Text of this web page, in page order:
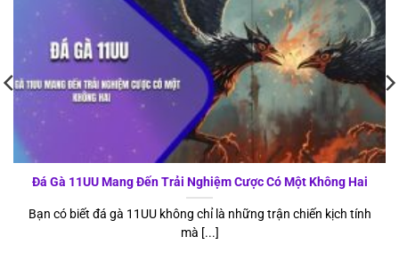
Đá Gà 11UU Mang Đến Trải Nghiệm Cược Có Một Không Hai
Bạn có biết đá gà 11UU không chỉ là những trận chiến kịch tính
mà [...]